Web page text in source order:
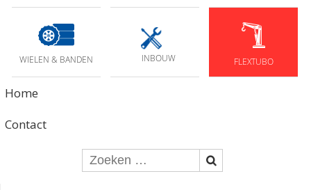
WIELEN & BANDEN INBOUW FLEXTUBO
Home
Contact